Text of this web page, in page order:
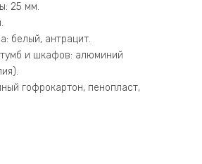
25 мм.
белый, антрацит.
и шкафов: алюминий
гофрокартон, пенопласт,